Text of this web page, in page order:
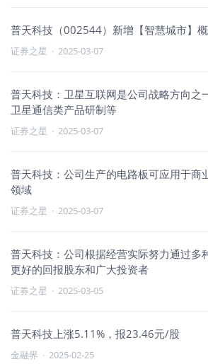
普天科技（002544）新增【智慧城市】
证券之星 · 2025-03-07
普天科技：卫星互联网是公司战略方向之
卫星通信类产品研制等
证券之星 · 2025-03-07
普天科技：公司生产的电路板可应用于商
领域
证券之星 · 2025-03-07
普天科技：公司根据经营实际努力通过多
更好的回报股东和广大投资者
证券之星 · 2025-03-05
普天科技上涨5.11%，报23.46元/股
金融界 · 2025-02-25